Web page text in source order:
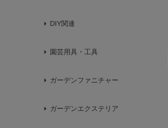
DIY関連
園芸用具・工具
ガーデンファニチャー
ガーデンエクステリア